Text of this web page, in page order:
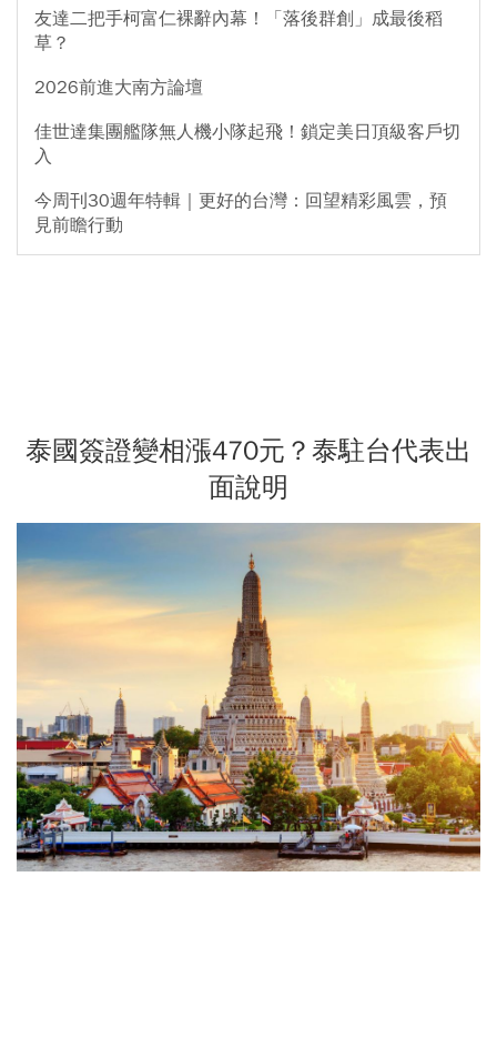
友達二把手柯富仁裸辭內幕！「落後群創」成最後稻
草？
2026前進大南方論壇
佳世達集團艦隊無人機小隊起飛！鎖定美日頂級客戶切
入
今周刊30週年特輯｜更好的台灣：回望精彩風雲，預
見前瞻行動
泰國簽證變相漲470元？泰駐台代表出
面說明